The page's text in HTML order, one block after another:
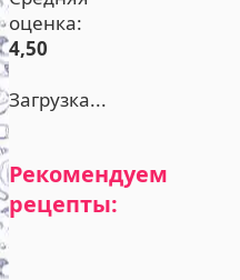
оценка:
4,50
Загрузка...
Рекомендуем
рецепты: